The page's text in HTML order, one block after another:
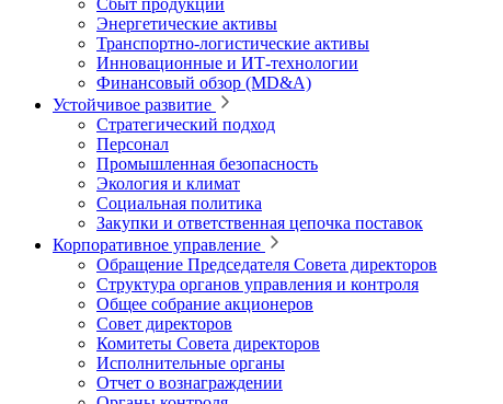
Сбыт продукции
Энергетические активы
Транспортно-логистические активы
Инновационные и ИТ‑технологии
Финансовый обзор (MD&A)
Устойчивое развитие
Стратегический подход
Персонал
Промышленная безопасность
Экология и климат
Социальная политика
Закупки и ответственная цепочка поставок
Корпоративное управление
Обращение Председателя Совета директоров
Структура органов управления и контроля
Общее собрание акционеров
Совет директоров
Комитеты Совета директоров
Исполнительные органы
Отчет о вознаграждении